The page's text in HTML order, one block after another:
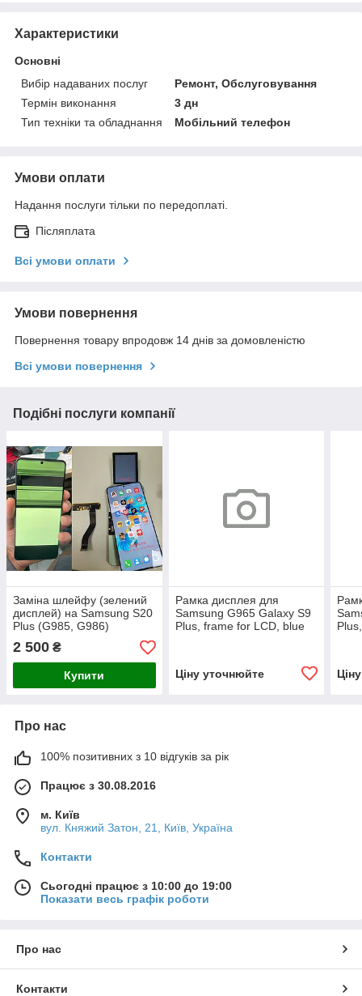
Характеристики
Основні
Вибір надаваних послуг
Ремонт, Обслуговування
Термін виконання
3 дн
Тип техніки та обладнання
Мобільний телефон
Умови оплати
Надання послуги тільки по передоплаті.
Післяплата
Всі умови оплати
Умови повернення
Повернення товару впродовж 14 днів за домовленістю
Всі умови повернення
Подібні послуги компанії
Заміна шлейфу (зелений
дисплей) на Samsung S20
Plus (G985, G986)
2 500 ₴
Купити
Рамка дисплея для
Samsung G965 Galaxy S9
Plus, frame for LCD, blue
Ціну уточнюйте
Про нас
100% позитивних з 10 відгуків за рік
Працює з 30.08.2016
м. Київ
вул. Княжий Затон, 21, Київ, Україна
Контакти
Сьогодні працює з 10:00 до 19:00
Показати весь графік роботи
Про нас
Контакти